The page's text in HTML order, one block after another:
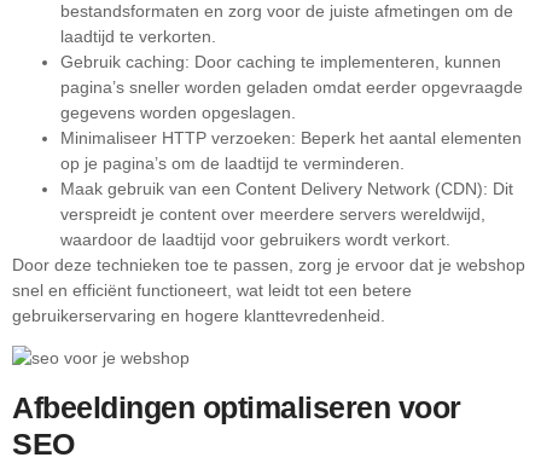
bestandsformaten en zorg voor de juiste afmetingen om de
laadtijd te verkorten.
Gebruik caching: Door caching te implementeren, kunnen
pagina’s sneller worden geladen omdat eerder opgevraagde
gegevens worden opgeslagen.
Minimaliseer HTTP verzoeken: Beperk het aantal elementen
op je pagina’s om de laadtijd te verminderen.
Maak gebruik van een Content Delivery Network (CDN): Dit
verspreidt je content over meerdere servers wereldwijd,
waardoor de laadtijd voor gebruikers wordt verkort.
Door deze technieken toe te passen, zorg je ervoor dat je webshop
snel en efficiënt functioneert, wat leidt tot een betere
gebruikerservaring en hogere klanttevredenheid.
Afbeeldingen optimaliseren voor
SEO